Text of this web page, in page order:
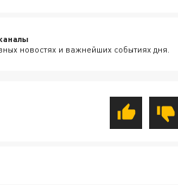
новостях и важнейших событиях дня.